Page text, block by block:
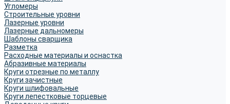
Угломеры
Строительные уровни
Лазерные уровни
Лазерные дальномеры
Шаблоны сварщика
Разметка
Расходные материалы и оснастка
Абразивные материалы
Круги отрезные по металлу
Круги зачистные
Круги шлифовальные
Круги лепестковые торцевые